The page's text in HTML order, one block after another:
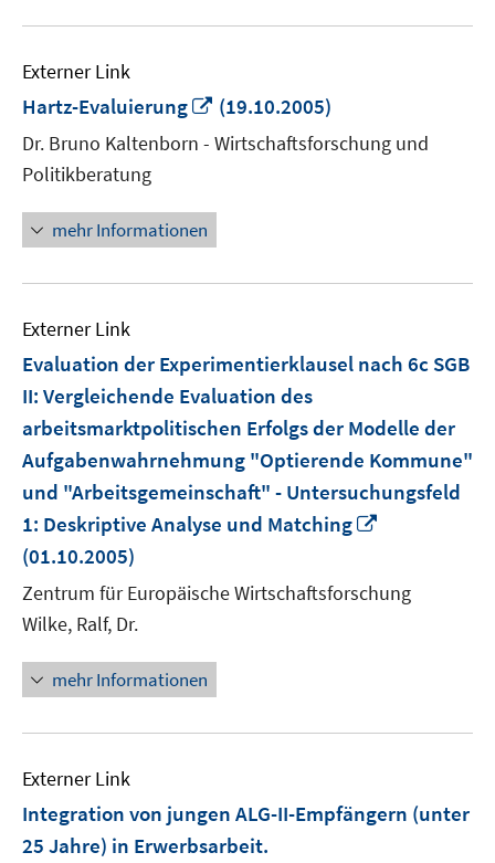
Externer Link
Hartz-Evaluierung
In
neuem
Fenster
(19.10.2005)
Dr. Bruno Kaltenborn - Wirtschaftsforschung und
Politikberatung
mehr Informationen
Externer Link
Evaluation der Experimentierklausel nach 6c SGB
II: Vergleichende Evaluation des
arbeitsmarktpolitischen Erfolgs der Modelle der
Aufgabenwahrnehmung "Optierende Kommune"
und "Arbeitsgemeinschaft" - Untersuchungsfeld
1: Deskriptive Analyse und Matching
öffnen
(01.10.2005)
Zentrum für Europäische Wirtschaftsforschung
Wilke, Ralf, Dr.
mehr Informationen
Externer Link
Integration von jungen ALG-II-Empfängern (unter
25 Jahre) in Erwerbsarbeit.